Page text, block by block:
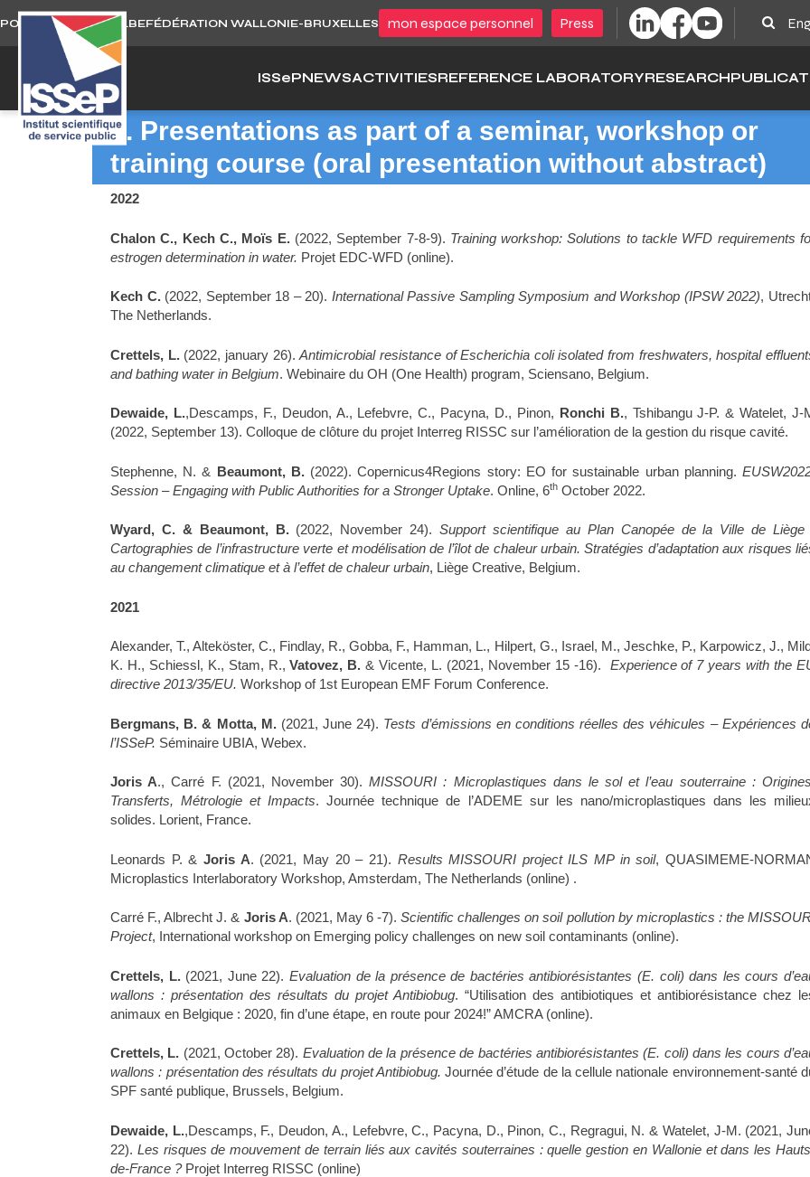
Skip
to
content
PORTAIL WALLONIE.BEFÉDÉRATION WALLONIE-BRUXELLES mon espace personnel Press
ISSePNEWSACTIVITIESREFERENCE LABORATORYRESEARCH
3. Presentations as part of a seminar, workshop or
training course (oral presentation without abstract)
2022
Chalon C., Kech C., Moïs E. (2022, September 7-8-9). Training workshop: Solutions to tackle WFD requirements
estrogen determination in water. Projet EDC-WFD (online).
Kech C.(2022, September 18 – 20). International Passive Sampling Symposium and Workshop (IPSW 2022),
The Netherlands.
Crettels, L.(2022, january 26).Antimicrobial resistance of Escherichia coli isolated from freshwaters, hospital
and bathing water in Belgium. Webinaire du OH (One Health) program, Sciensano, Belgium.
Dewaide, L.,Descamps, F., Deudon, A., Lefebvre, C., Pacyna, D., Pinon, Ronchi B., Tshibangu J-P. & Watelet, J-
(2022, September 13). Colloque de clôture du projet Interreg RISSC sur l’amélioration de la gestion du risque cavité.
Stephenne, N. & Beaumont, B. (2022). Copernicus4Regions story: EO for sustainable urban planning.
Session – Engaging with Public Authorities for a Stronger Uptake. Online, 6th October 2022.
Wyard, C. & Beaumont, B.(2022, November 24).Support scientifique au Plan Canopée de la Ville de Liège
Cartographies de l’infrastructure verte et modélisation de l’îlot de chaleur urbain. Stratégies d’adaptation aux risques
au changement climatique et à l’effet de chaleur urbain, Liège Creative, Belgium.
2021
Alexander, T., Alteköster, C., Findlay, R., Gobba, F., Hamman, L., Hilpert, G., Israel, M., Jeschke, P., Karpowicz, J.,
K. H., Schiessl, K., Stam, R.,Vatovez, B. & Vicente, L. (2021, November 15 -16). Experience of 7 years with the
directive 2013/35/EU. Workshop of 1st European EMF Forum Conference.
Bergmans, B. & Motta, M.(2021, June 24). Tests d’émissions en conditions réelles des véhicules – Expériences
l’ISSeP. Séminaire UBIA, Webex.
Joris A., Carré F. (2021, November 30).MISSOURI : Microplastiques dans le sol et l’eau souterraine :
Transferts, Métrologie et Impacts. Journée technique de l’ADEME sur les nano/microplastiques dans les
solides. Lorient, France.
Leonards P. & Joris A. (2021, May 20 – 21). Results MISSOURI project ILS MP in soil, QUASIMEME-
Microplastics Interlaboratory Workshop, Amsterdam, The Netherlands (online) .
Carré F., Albrecht J. & Joris A. (2021, May 6 -7).Scientific challenges on soil pollution by microplastics : the
Project, International workshop on Emerging policy challenges on new soil contaminants (online).
Crettels, L. (2021, June 22). Evaluation de la présence de bactéries antibiorésistantes (E. coli) dans les cours
wallons : présentation des résultats du projet Antibiobug. “Utilisation des antibiotiques et antibiorésistance chez
animaux en Belgique : 2020, fin d’une étape, en route pour 2024!” AMCRA (online).
Crettels, L. (2021, October 28). Evaluation de la présence de bactéries antibiorésistantes (E. coli) dans les cours
wallons : présentation des résultats du projet Antibiobug. Journée d’étude de la cellule nationale environnement-santé
SPF santé publique, Brussels, Belgium.
Dewaide, L.,Descamps, F., Deudon, A., Lefebvre, C., Pacyna, D., Pinon, C., Regragui, N. & Watelet, J-M. (2021,
22). Les risques de mouvement de terrain liés aux cavités souterraines : quelle gestion en Wallonie et dans les
de-France ?Projet Interreg RISSC (online)